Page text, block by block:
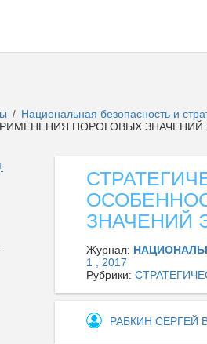
/ Национальная безопасность и
ПОРОГОВЫХ
ЗНАЧЕНИЙ
Журнал:
1 , 2017
Рубрики:
РАБКИН СЕРГЕЙ